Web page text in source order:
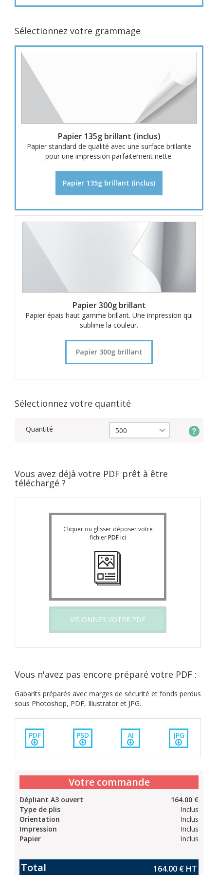
Sélectionnez votre grammage
Papier 135g brillant (inclus)
Papier standard de qualité avec une surface brillante
pour une impression parfaitement nette.
Papier 135g brillant (inclus)
Papier 300g brillant
Papier épais haut gamme brillant. Une impression qui
sublime la couleur.
Papier 300g brillant
Sélectionnez votre quantité
Quantité 500
Vous avez déjà votre PDF prêt à être
téléchargé ?
Cliquer ou glisser déposer votre
fichierPDF ici
VISIONNER VOTRE PDF
Vous n'avez pas encore préparé votre PDF :
Gabarits préparés avec marges de sécurité et fonds perdus
sous Photoshop, PDF, Illustrator et JPG.
PDF PSD AI JPG
Votre commande
Dépliant A3 ouvert
164.00 €
Type de plis
Inclus
Orientation
Inclus
Impression
Inclus
Papier
Inclus
Total 164.00 €